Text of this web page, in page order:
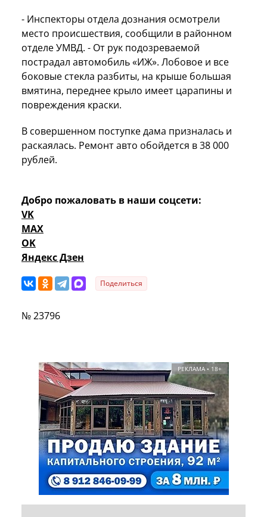
- Инспекторы отдела дознания осмотрели
место происшествия, сообщили в районном
отделе УМВД. - От рук подозреваемой
пострадал автомобиль «ИЖ». Лобовое и все
боковые стекла разбиты, на крыше большая
вмятина, переднее крыло имеет царапины и
повреждения краски.
В совершенном поступке дама призналась и
раскаялась. Ремонт авто обойдется в 38 000
рублей.
Добро пожаловать в наши соцсети:
VK
MAX
OK
Яндекс Дзен
Поделиться
№ 23796
РЕКЛАМА • 18+